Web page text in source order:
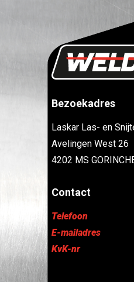
Bezoekadres
Laskar Las- en
Avelingen West 26
4202 MS
Contact
Telefoon
E-mailadres
KvK-nr